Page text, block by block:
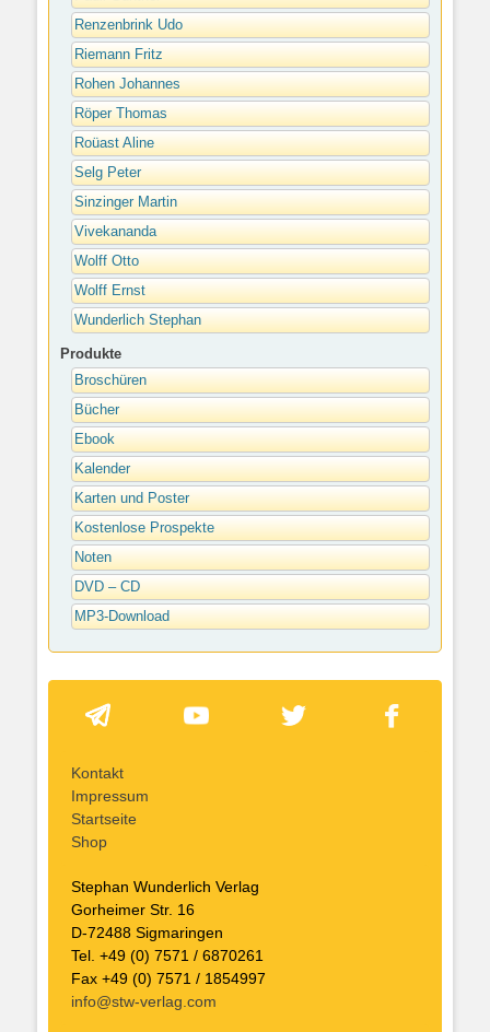
Renzenbrink Udo
Riemann Fritz
Rohen Johannes
Röper Thomas
Roüast Aline
Selg Peter
Sinzinger Martin
Vivekananda
Wolff Otto
Wolff Ernst
Wunderlich Stephan
Produkte
Broschüren
Bücher
Ebook
Kalender
Karten und Poster
Kostenlose Prospekte
Noten
DVD – CD
MP3-Download
Kontakt
Impressum
Startseite
Shop
Stephan Wunderlich Verlag
Gorheimer Str. 16
D-72488 Sigmaringen
Tel. +49 (0) 7571 / 6870261
Fax +49 (0) 7571 / 1854997
info@stw-verlag.com